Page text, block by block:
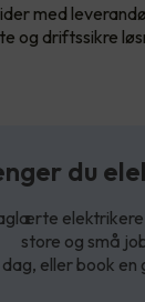
med
og driftssikre
du
store og små
dag, eller book